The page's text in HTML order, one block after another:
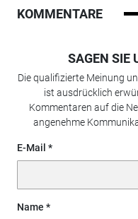
KOMMENTARE
SAGEN SIE
Die qualifizierte Meinung
ist ausdrücklich
Kommentaren auf die
angenehme
E-Mail
Name